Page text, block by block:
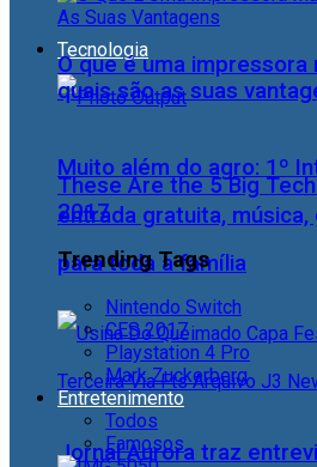
Tecnologia
Muito além do agro: 1º
entrada gratuita,
para toda a família
Jornal Aurora traz
O que é uma impressora
quais são as suas
These Are the 5 Big
2017
Trending Tags
Nintendo Switch
CES 2017
Playstation 4 Pro
Mark Zuckerberg
Entretenimento
Todos
Famosos